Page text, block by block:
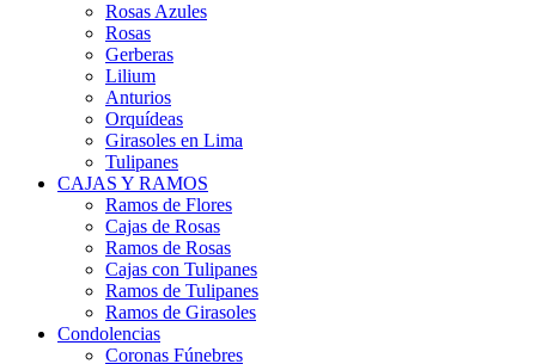
Rosas Azules
Rosas
Gerberas
Lilium
Anturios
Orquídeas
Girasoles en Lima
Tulipanes
CAJAS Y RAMOS
Ramos de Flores
Cajas de Rosas
Ramos de Rosas
Cajas con Tulipanes
Ramos de Tulipanes
Ramos de Girasoles
Condolencias
Coronas Fúnebres